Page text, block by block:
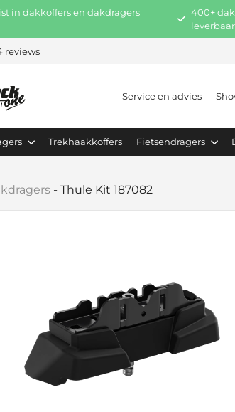
in dakkoffers en dakdragers
400+
leverbaar
reviews
Service en advies
Trekhaakkoffers Fietsendragers
-Thule Kit 187082